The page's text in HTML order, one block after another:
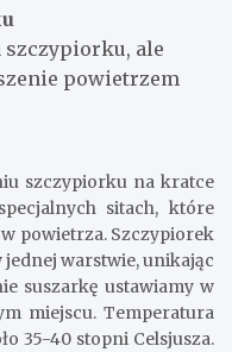
ale
powietrzem
szczypiorku na kratce
sitach, które
powietrza. Szczypiorek
warstwie, unikając
suszarkę ustawiamy w
miejscu. Temperatura
35-40 stopni Celsjusza.